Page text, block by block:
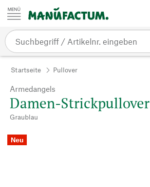
Zum Inhalt springen
Startseite Pullover
Armedangels
Damen-Strickpullover
Graublau
Neu